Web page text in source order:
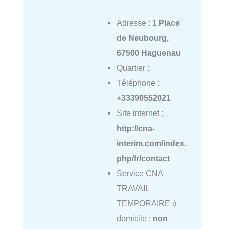
Adresse : 1 Place
de Neubourg,
67500 Haguenau
Quartier :
Téléphone :
+33390552021
Site internet :
http://cna-
interim.com/index.
php/fr/contact
Service CNA
TRAVAIL
TEMPORAIRE à
domicile : non